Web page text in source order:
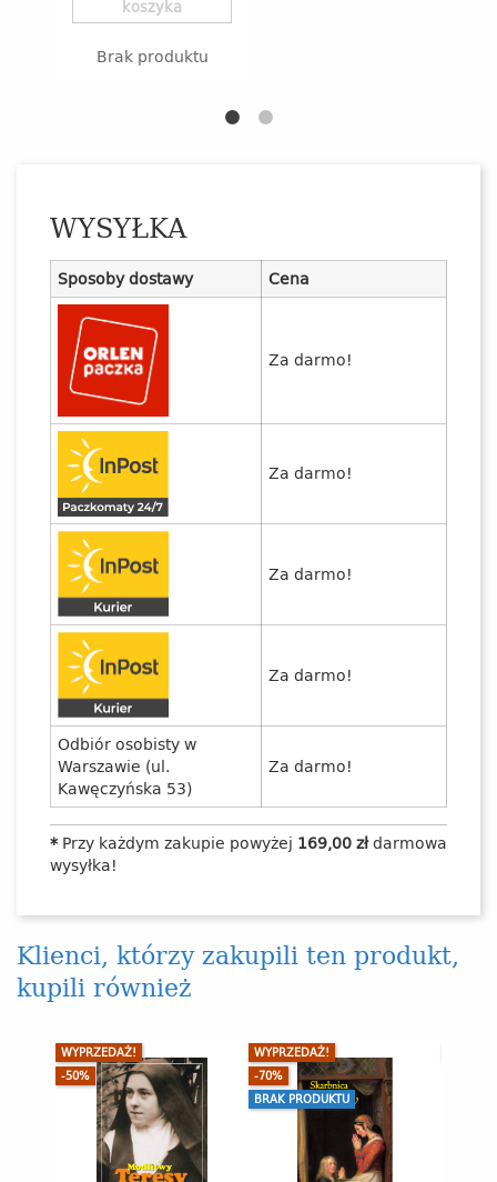
koszyka
Brak produktu
WYSYŁKA
Sposoby dostawy Cena
Za darmo!
Za darmo!
Za darmo!
Za darmo!
Odbiór osobisty w
Warszawie (ul.
Kawęczyńska 53)
Za darmo!
* Przy każdym zakupie powyżej 169,00 złdarmowa
wysyłka!
Klienci, którzy zakupili ten produkt,
kupili również
WYPRZEDAŻ!
-50%
WYPRZEDAŻ!
-70%
BRAK PRODUKTU